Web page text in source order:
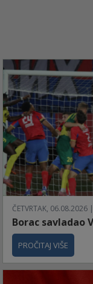
ČETVRTAK, 06.08.2026
Borac savladao
PROČITAJ VIŠE